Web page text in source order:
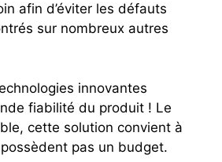
afin d’éviter les défauts
sur nombreux autres
innovantes
fiabilité du produit ! Le
cette solution convient à
pas un budget.